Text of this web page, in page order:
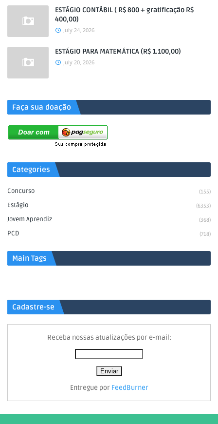
ESTÁGIO CONTÁBIL ( R$ 800 + gratificação R$
400,00)
July 24, 2026
ESTÁGIO PARA MATEMÁTICA (R$ 1.100,00)
July 20, 2026
Faça sua doação
Categories
Concurso (155)
Estágio (6353)
Jovem Aprendiz (368)
PCD (718)
Main Tags
Cadastre-se
Receba nossas atualizações por e-mail:
Entregue por FeedBurner